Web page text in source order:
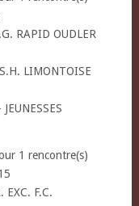
RAPID OUDLER
LIMONTOISE
1 rencontre(s)
F.C.